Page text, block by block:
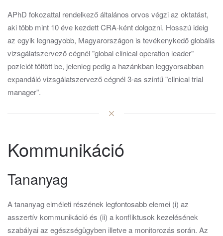
APhD fokozattal rendelkező általános orvos végzi az oktatást,
aki több mint 10 éve kezdett CRA-ként dolgozni. Hosszú ideig
az egyik legnagyobb, Magyarországon is tevékenykedő globális
vizsgálatszervező cégnél "global clinical operation leader"
pozíciót töltött be, jelenleg pedig a hazánkban leggyorsabban
expandáló vizsgálatszervező cégnél 3-as szintű "clinical trial
manager".
Kommunikáció
Tananyag
A tananyag elméleti részének legfontosabb elemei (i) az
asszertív kommunikáció és (ii) a konfliktusok kezelésének
szabályai az egészségügyben illetve a monitorozás során. Az